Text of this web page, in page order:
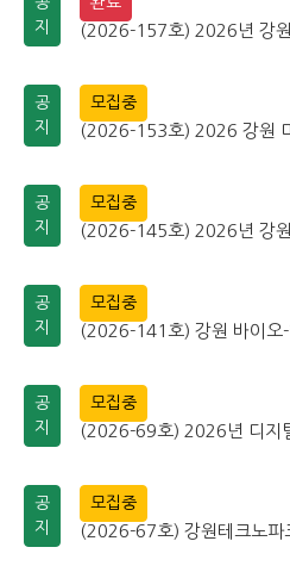
지
(2026-157호) 2026년 강원
공
지
모집중
(2026-153호) 2026 강원
공
지
모집중
(2026-145호) 2026년 강원
공
지
모집중
(2026-141호) 강원 바이오-
공
지
모집중
(2026-69호) 2026년 디지
공
지
모집중
(2026-67호) 강원테크노파